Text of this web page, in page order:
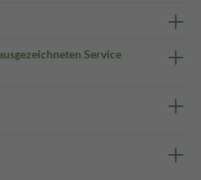
Service